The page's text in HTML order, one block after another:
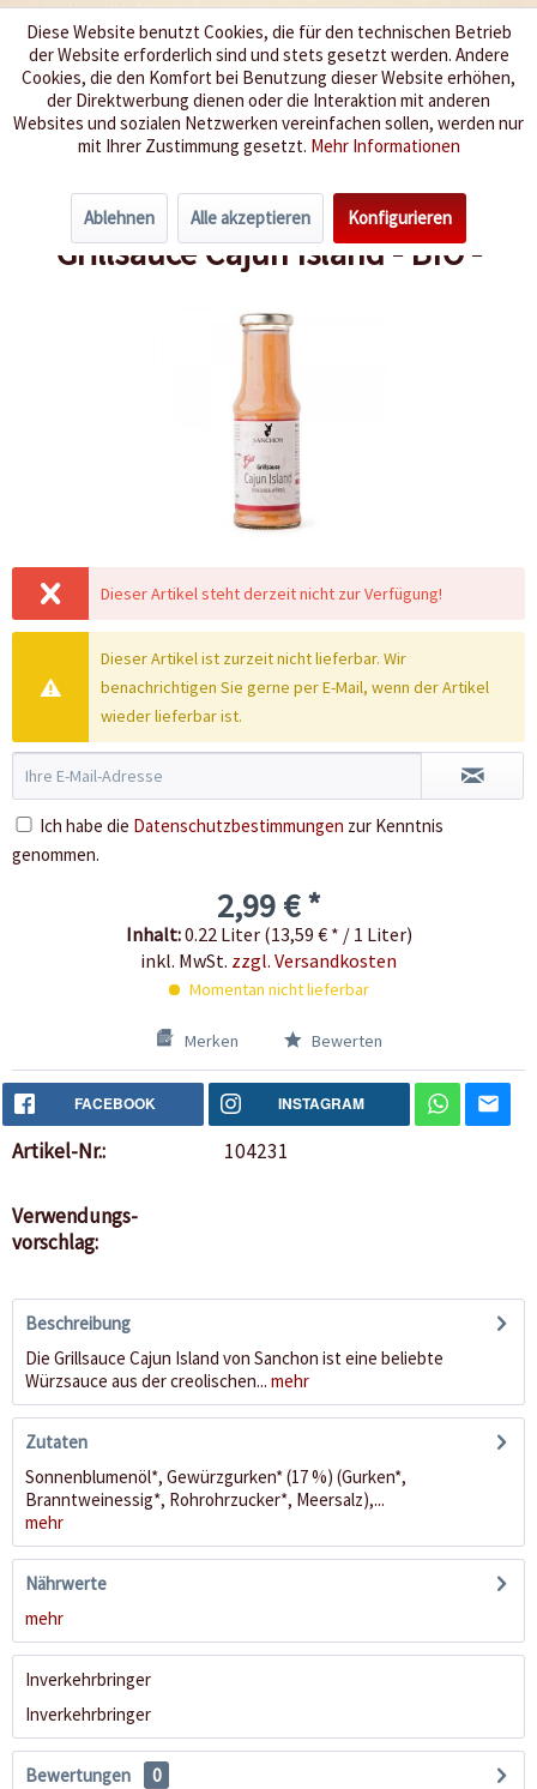
Wir würzen Ihr Leben
Menü
Übersicht Barbeque Sossen
Grillsauce Cajun Island - BIO -
Dieser Artikel steht derzeit nicht zur Verfügung!
Dieser Artikel ist zurzeit nicht lieferbar. Wir
benachrichtigen Sie gerne per E-Mail, wenn der Artikel
wieder lieferbar ist.
Ich habe die Datenschutzbestimmungen zur Kenntnis
genommen.
2,99 € *
Inhalt:0.22 Liter (13,59 € * / 1 Liter)
inkl. MwSt. zzgl. Versandkosten
Momentan nicht lieferbar
Merken Bewerten
FACEBOOK INSTAGRAM
Artikel-Nr.: 104231
Verwendungs-
vorschlag:
Beschreibung
Die Grillsauce Cajun Island von Sanchon ist eine beliebte
Würzsauce aus der creolischen... mehr
Zutaten
Sonnenblumenöl*, Gewürzgurken* (17 %) (Gurken*,
Branntweinessig*, Rohrohrzucker*, Meersalz),...
mehr
Nährwerte
mehr
Inverkehrbringer
Inverkehrbringer
Bewertungen
0
Diese Website benutzt Cookies, die für den technischen Betrieb
der Website erforderlich sind und stets gesetzt werden. Andere
Cookies, die den Komfort bei Benutzung dieser Website erhöhen,
der Direktwerbung dienen oder die Interaktion mit anderen
Websites und sozialen Netzwerken vereinfachen sollen, werden nur
mit Ihrer Zustimmung gesetzt. Mehr Informationen
Ablehnen Alle akzeptieren Konfigurieren